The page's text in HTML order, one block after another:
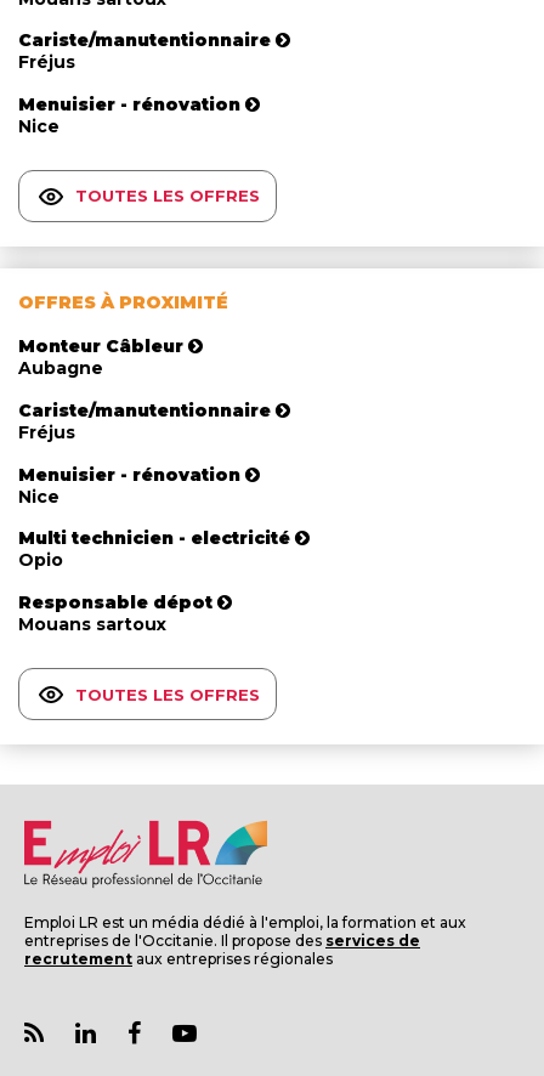
Cariste/manutentionnaire
Fréjus
Menuisier - rénovation
Nice
TOUTES LES OFFRES
OFFRES À PROXIMITÉ
Monteur Câbleur
Aubagne
Cariste/manutentionnaire
Fréjus
Menuisier - rénovation
Nice
Multi technicien - electricité
Opio
Responsable dépot
Mouans sartoux
TOUTES LES OFFRES
Emploi LR est un média dédié à l'emploi, la formation et aux
entreprises de l'Occitanie. Il propose des services de
recrutement aux entreprises régionales